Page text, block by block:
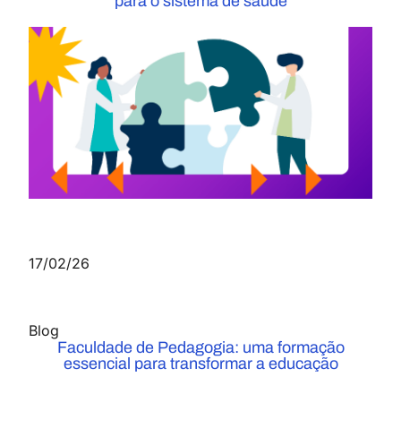
17/02/26
Blog
Faculdade de Pedagogia: uma formação
essencial para transformar a educação